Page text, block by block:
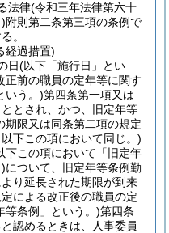
法律(令和三年法律第六十
附則第二条第三項の条例で
。
経過措置)
日(以下「施行日」とい
正前の職員の定年等に関す
いう。)第四条第一項又は
とされ、かつ、旧定年等
期限又は同条第二項の規定
下この項において同じ。)
下この項において「旧定年
について、旧定年等条例勤
り延長された期限が到来
による改正後の職員の定
等条例」という。)第四条
認めるときは、人事委員